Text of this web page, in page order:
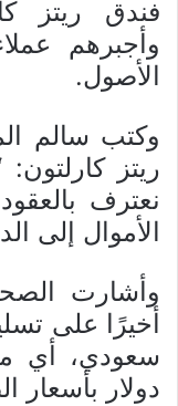
وأجبرهم
الأصول.
وكتب سالم
ريتز
نعترف
الأموال إلى
وأشارت
دولار بأسعار